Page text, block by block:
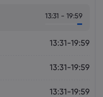
si sposta sulla13:31 - 19:59
13:31-19:59
13:31-19:59
13:31-19:59